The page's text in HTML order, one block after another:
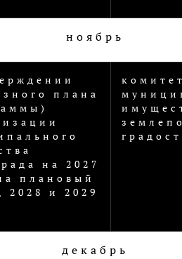
ноябрь
плана
на 2027
плановый
2028 и 2029
декабрь